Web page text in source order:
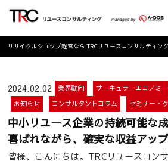
リサイクルショップ経営なら TRCリユースコンサルティング
2024.02.02 業界動向 サーキュラーエコノミー
お知らせ
コンサルタントコラム セミナー・
中小リユース企業の持続可能な
喜ばれながら、確実な収益アッ
皆様、こんにちは。TRCリユースコン